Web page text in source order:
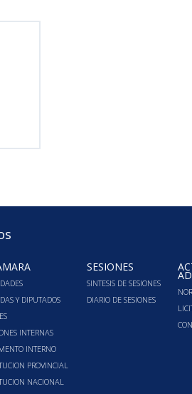
Y DIPUTADOS
INTERNAS
INTERNO
PROVINCIAL
NACIONAL
SESIONES
SINTESIS DE SESIONES
DIARIO DE SESIONES